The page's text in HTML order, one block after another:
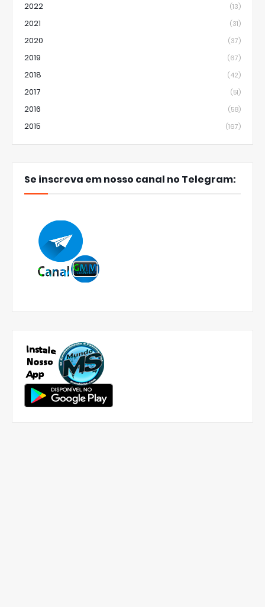
2022 (13)
2021 (31)
2020 (37)
2019 (67)
2018 (42)
2017 (51)
2016 (58)
2015 (167)
Se inscreva em nosso canal no Telegram: